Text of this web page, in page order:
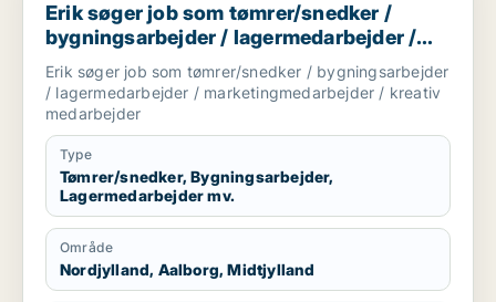
Erik søger job som tømrer/snedker /
bygningsarbejder / lagermedarbejder /
marketingmedarbejder / kreativ
medarbejder
Erik søger job som tømrer/snedker / bygningsarbejder
/ lagermedarbejder / marketingmedarbejder / kreativ
medarbejder
Type
Tømrer/snedker, Bygningsarbejder,
Lagermedarbejder mv.
Område
Nordjylland, Aalborg, Midtjylland